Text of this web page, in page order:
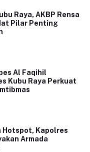
Raya, AKBP Rensa
Pilar Penting
Al Faqihil
Kubu Raya Perkuat
Hotspot, Kapolres
Armada